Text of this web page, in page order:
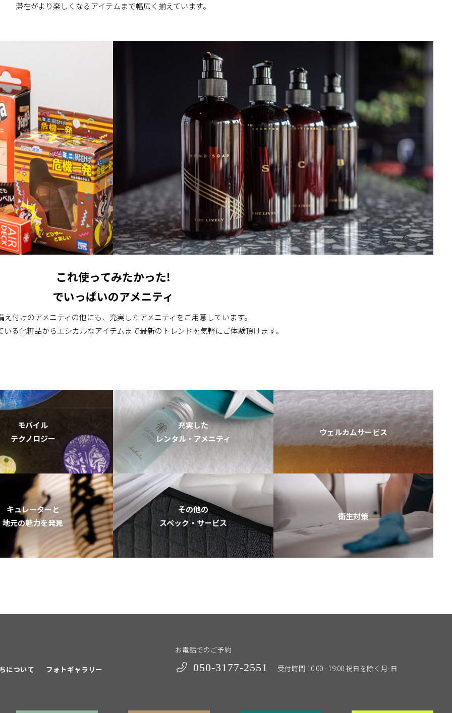
滞在がより楽しくなるアイテムまで幅広く揃えています。
これ使ってみたかった!
でいっぱいのアメニティ
え付けのアメニティの他にも、充実したアメニティをご用意しています。
る化粧品からエシカルなアイテムまで最新のトレンドを気軽にご体験頂けます。
モバイル
テクノロジー
充実した
レンタル・アメニティ
ウェルカムサービス
キュレーターと
地元の魅力を発見
その他の
スペック・サービス
衛生対策
について フォトギャラリー
お電話でのご予約
050-3177-2551 受付時間 10:00 - 19:00 祝日を除く月-日